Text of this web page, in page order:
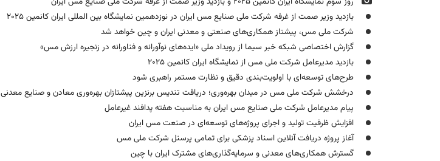
بازدید وزیر صمت از غرفه شرکت ملی صنایع مس ایران در نوزدهمین نمایشگاه بین المللی ایران کانمین ۲۰۲۵
شرکت ملی مس، پیشتاز همکاری‌های صنعتی و معدنی ایران و چین خواهد شد
گزارش اختصاصی شبکه خبر سیما از رویداد ملی «ایده‌های نوآورانه و فناورانه در زنجیره ارزش مس»
بازدید مدیرعامل شرکت ملی مس از نمایشگاه ایران کانمین ۲۰۲۵
طرح‌های توسعه‌ای با اولویت‌بندی دقیق و نظارت مستمر راهبری شود
درخشش شرکت ملی مس در میدان بهره‌وری؛ دریافت تندیس برنزین پیشتازان بهره‌وری معادن و صنایع معدنی
پیام مدیرعامل شرکت ملی صنایع مس ایران به مناسبت هفته پدافند غیرعامل
افزایش ظرفیت تولید و اجرای پروژه‌های توسعه‌ای در صنعت مس ایران
آغاز پروژه دریافت آنلاین اسناد پزشکی برای تمامی پرسنل شرکت ملی مس
گسترش همکاری‌های معدنی و سرمایه‌گذاری‌های مشترک ایران با چین